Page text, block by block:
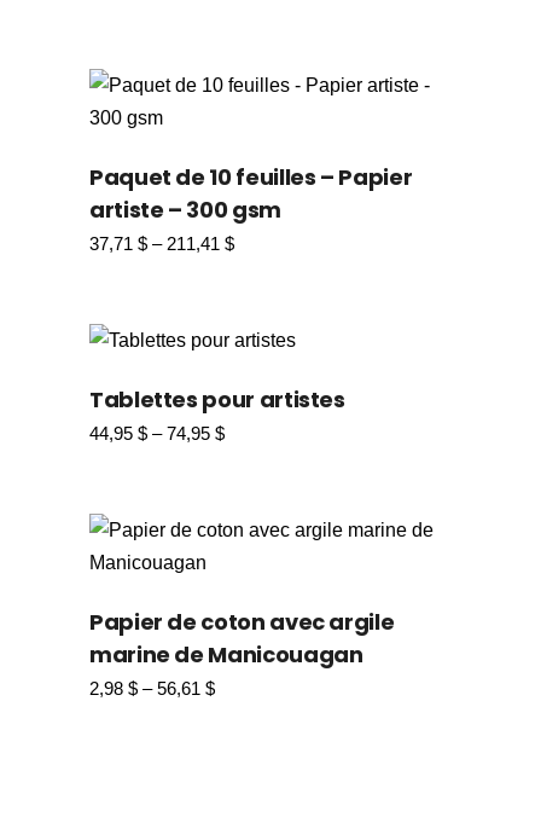
Paquet de 10 feuilles – Papier
artiste – 300 gsm
37,71 $ – 211,41 $
Tablettes pour artistes
44,95 $ –74,95 $
Papier de coton avec argile
marine de Manicouagan
2,98 $ –56,61 $